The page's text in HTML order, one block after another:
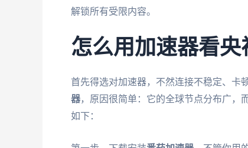
解锁所有受限内容。
怎么用加速器看
首先得选对加速器，不然连接不稳定、卡
器，原因很简单：它的全球节点分布广，
如下：